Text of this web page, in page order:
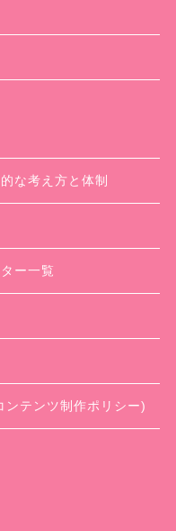
な考え方と体制
ー一覧
ンテンツ制作ポリシー)